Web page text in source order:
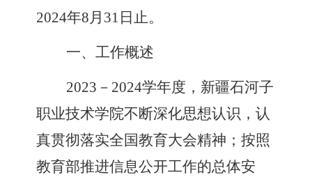
2024年8月 31 日止。
一、工作概述
2023 － 2024学年度， 新疆石河子
职业技术学院不断深化思想认识，认
真贯彻落实全国教育大会精神；按照
教育部推进信息公开工作的总体安